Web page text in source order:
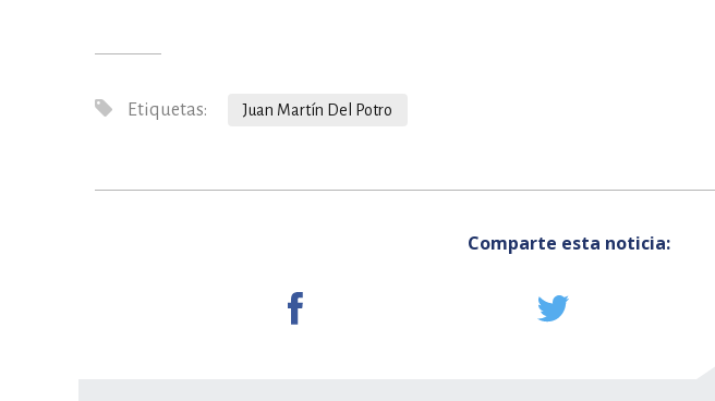
Etiquetas: Juan Martín Del Potro
Comparte esta noticia: